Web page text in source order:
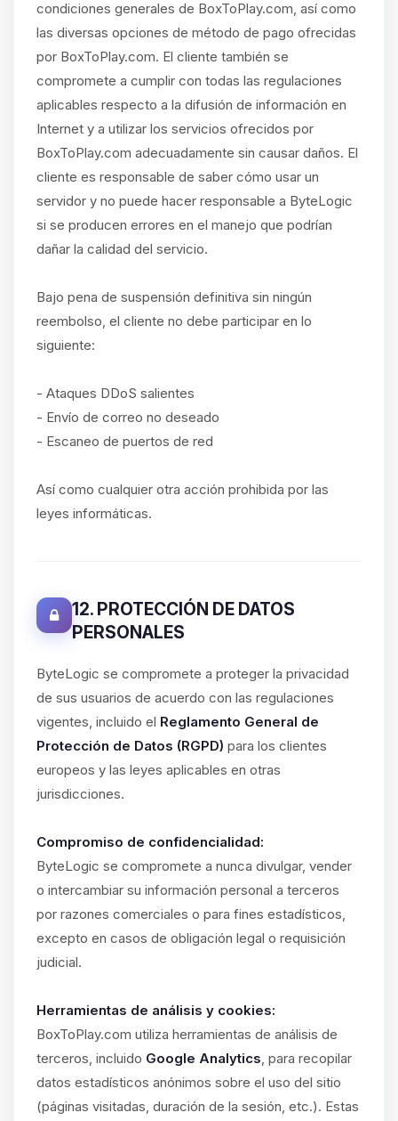
condiciones generales de BoxToPlay.com, así como
las diversas opciones de método de pago ofrecidas
por BoxToPlay.com. El cliente también se
compromete a cumplir con todas las regulaciones
aplicables respecto a la difusión de información en
Internet y a utilizar los servicios ofrecidos por
BoxToPlay.com adecuadamente sin causar daños. El
cliente es responsable de saber cómo usar un
servidor y no puede hacer responsable a ByteLogic
si se producen errores en el manejo que podrían
dañar la calidad del servicio.
Bajo pena de suspensión definitiva sin ningún
reembolso, el cliente no debe participar en lo
siguiente:
- Ataques DDoS salientes
- Envío de correo no deseado
- Escaneo de puertos de red
Así como cualquier otra acción prohibida por las
leyes informáticas.
12. PROTECCIÓN DE DATOS
PERSONALES
ByteLogic se compromete a proteger la privacidad
de sus usuarios de acuerdo con las regulaciones
vigentes, incluido el Reglamento General de
Protección de Datos (RGPD) para los clientes
europeos y las leyes aplicables en otras
jurisdicciones.
Compromiso de confidencialidad:
ByteLogic se compromete a nunca divulgar, vender
o intercambiar su información personal a terceros
por razones comerciales o para fines estadísticos,
excepto en casos de obligación legal o requisición
judicial.
Herramientas de análisis y cookies:
BoxToPlay.com utiliza herramientas de análisis de
terceros, incluido Google Analytics, para recopilar
datos estadísticos anónimos sobre el uso del sitio
(páginas visitadas, duración de la sesión, etc.). Estas